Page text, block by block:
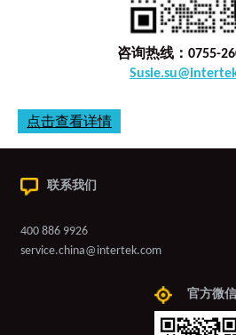
咨询热线：0755-
点击查看详情
联系我们
400 886 9926
service.china@intertek.com
官方微信